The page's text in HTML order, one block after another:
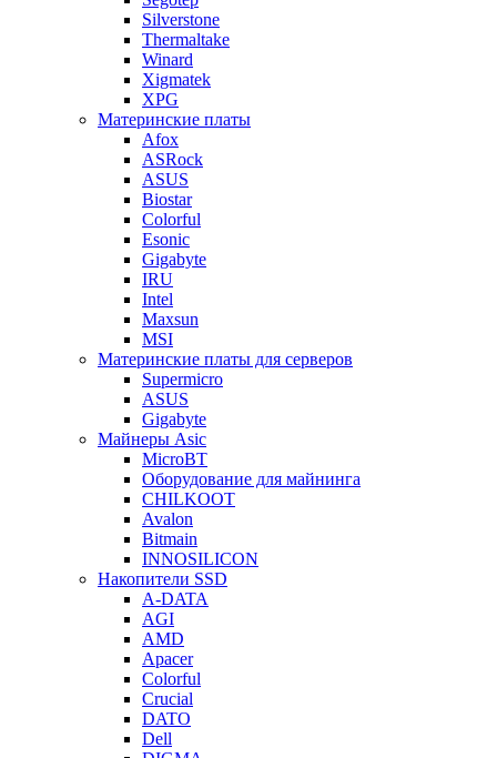
Silverstone
Thermaltake
Winard
Xigmatek
XPG
Материнские платы
Afox
ASRock
ASUS
Biostar
Colorful
Esonic
Gigabyte
IRU
Intel
Maxsun
MSI
Материнские платы для серверов
Supermicro
ASUS
Gigabyte
Майнеры Asic
MicroBT
Оборудование для майнинга
CHILKOOT
Avalon
Bitmain
INNOSILICON
Накопители SSD
A-DATA
AGI
AMD
Apacer
Colorful
Crucial
DATO
Dell